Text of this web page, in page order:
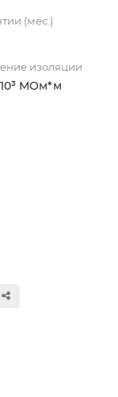
(мес.)
изоляции
МОм*м